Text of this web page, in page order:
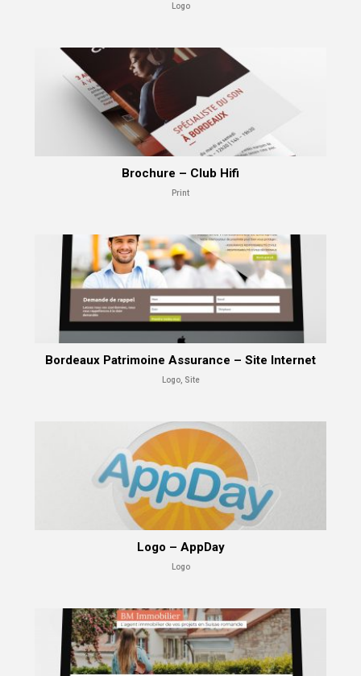
Logo
Brochure – Club Hifi
Print
Bordeaux Patrimoine Assurance – Site Internet
Logo, Site
Logo – AppDay
Logo